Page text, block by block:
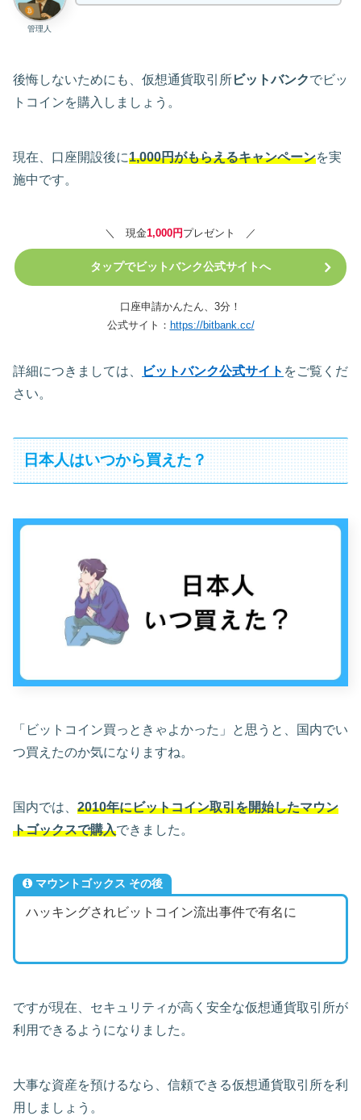
管理人
後悔しないためにも、仮想通貨取引所ビットバンクでビッ
トコインを購入しましょう。
現在、口座開設後に1,000円がもらえるキャンペーンを実
施中です。
＼ 現金1,000円 プレゼント ／
タップでビットバンク公式サイトへ
口座申請かんたん、3分！
公式サイト： https://bitbank.cc/
詳細につきましては、 ビットバンク公式サイト をご覧くだ
さい。
日本人はいつから買えた？
「ビットコイン買っときゃよかった」と思うと、国内でい
つ買えたのか気になりますね。
国内では、 2010年にビットコイン取引を開始したマウン
トゴックスで購入できました。
マウントゴックス その後
ハッキングされビットコイン流出事件で有名に
ですが現在、セキュリティが高く安全な仮想通貨取引所が
利用できるようになりました。
大事な資産を預けるなら、信頼できる仮想通貨取引所を利
用しましょう。